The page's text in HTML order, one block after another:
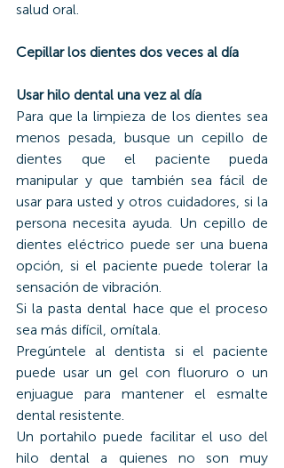
salud oral.
Cepillar los dientes dos veces al día
Usar hilo dental una vez al día
Para que la limpieza de los dientes sea
menos pesada, busque un cepillo de
dientes que el paciente pueda
manipular y que también sea fácil de
usar para usted y otros cuidadores, si la
persona necesita ayuda. Un cepillo de
dientes eléctrico puede ser una buena
opción, si el paciente puede tolerar la
sensación de vibración.
Si la pasta dental hace que el proceso
sea más difícil, omítala.
Pregúntele al dentista si el paciente
puede usar un gel con fluoruro o un
enjuague para mantener el esmalte
dental resistente.
Un portahilo puede facilitar el uso del
hilo dental a quienes no son muy